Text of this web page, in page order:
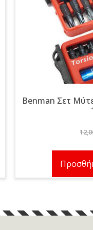
Benman Σετ